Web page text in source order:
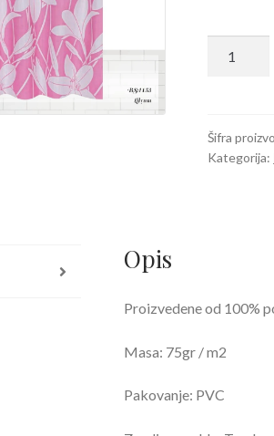
količina
Šifra
Kategorija:
Opis
Proizvedene od 100%
Masa: 75gr / m2
Pakovanje: PVC